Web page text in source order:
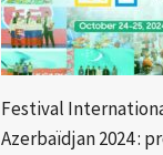
Festival
Azerbaïdjan 2024 :